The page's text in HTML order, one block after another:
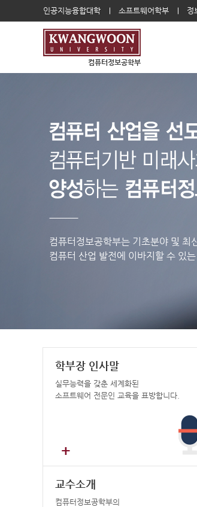
인공지능융합대학 소프트웨어학부 정
컴퓨터정보공학부
컴퓨터정보공학부는 기초분야 및 최
컴퓨터 산업 발전에 이바지할 수 있
학부장 인사말
실무능력을 갖춘 세계화된
소프트웨어 전문인 교육을 표방합니다.
+
교수소개
컴퓨터정보공학부의